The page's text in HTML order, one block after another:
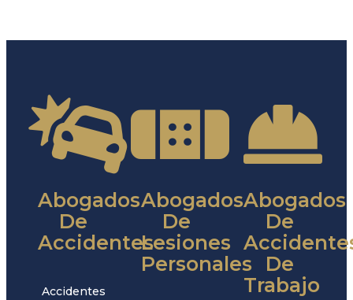
Abogados
De
Accidentes
Accidentes
Abogados
De
Lesiones
Personales
Abogados
De
De
Trabajo